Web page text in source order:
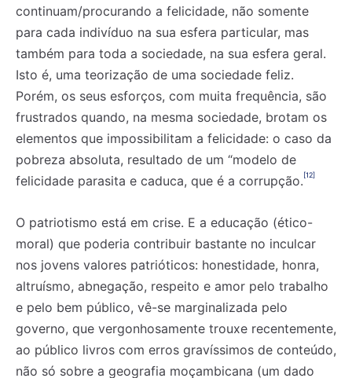
continuam/procurando a felicidade, não somente
para cada indivíduo na sua esfera particular, mas
também para toda a sociedade, na sua esfera geral.
Isto é, uma teorização de uma sociedade feliz.
Porém, os seus esforços, com muita frequência, são
frustrados quando, na mesma sociedade, brotam os
elementos que impossibilitam a felicidade: o caso da
pobreza absoluta, resultado de um “modelo de
felicidade parasita e caduca, que é a corrupção.[12]
O patriotismo está em crise. E a educação (ético-
moral) que poderia contribuir bastante no inculcar
nos jovens valores patrióticos: honestidade, honra,
altruísmo, abnegação, respeito e amor pelo trabalho
e pelo bem público, v­ê-se marginalizada pelo
governo, que vergonhosamente trouxe recentemente,
ao público livros com erros gravíssimos de conteúdo,
não só sobre a geografia moçambicana (um dado